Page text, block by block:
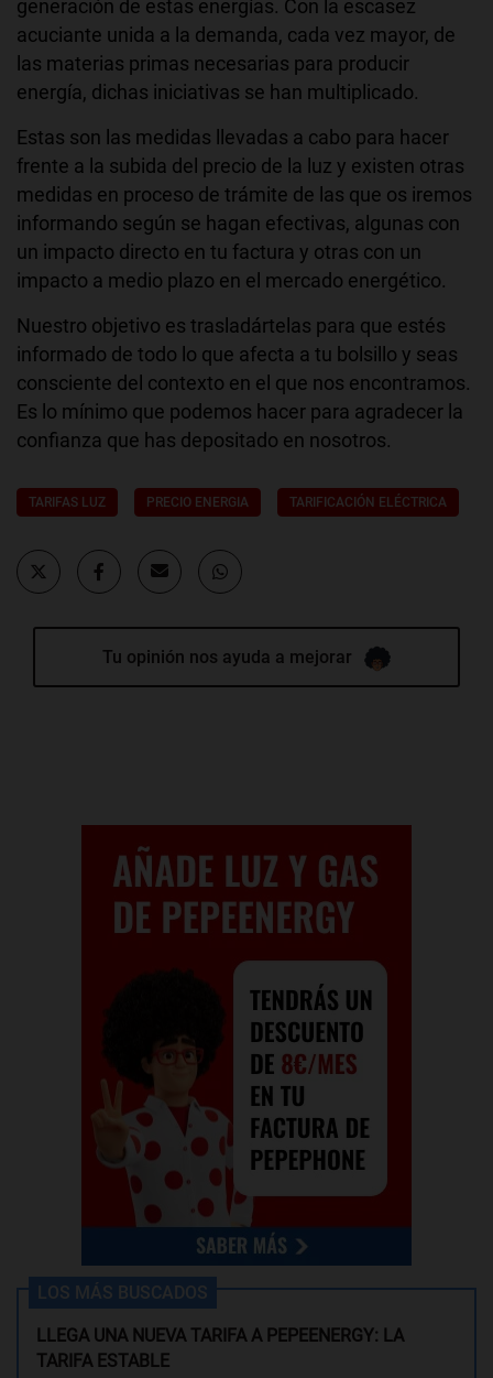
generación de estas energías. Con la escasez
acuciante unida a la demanda, cada vez mayor, de
las materias primas necesarias para producir
energía, dichas iniciativas se han multiplicado.
Estas son las medidas llevadas a cabo para hacer
frente a la subida del precio de la luz y existen otras
medidas en proceso de trámite de las que os iremos
informando según se hagan efectivas, algunas con
un impacto directo en tu factura y otras con un
impacto a medio plazo en el mercado energético.
Nuestro objetivo es trasladártelas para que estés
informado de todo lo que afecta a tu bolsillo y seas
consciente del contexto en el que nos encontramos.
Es lo mínimo que podemos hacer para agradecer la
confianza que has depositado en nosotros.
TARIFAS LUZ PRECIO ENERGIA TARIFICACIÓN ELÉCTRICA
Tu opinión nos ayuda a mejorar
LOS MÁS BUSCADOS
LLEGA UNA NUEVA TARIFA A PEPEENERGY: LA
TARIFA ESTABLE